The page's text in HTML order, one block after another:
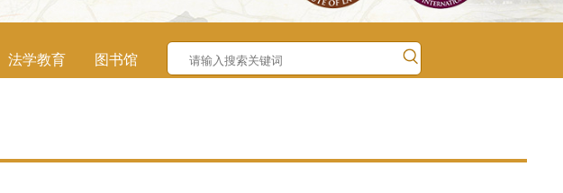
法学教育 图书馆